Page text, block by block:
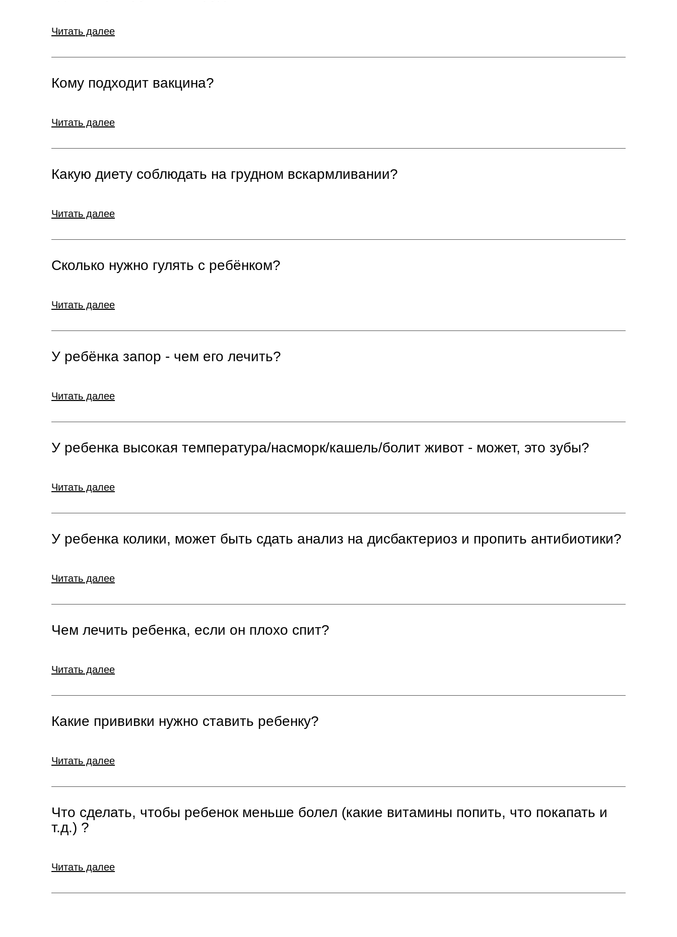
Читать далее
Кому подходит вакцина?
Читать далее
Какую диету соблюдать на грудном вскармливании?
Читать далее
Сколько нужно гулять с ребёнком?
Читать далее
У ребёнка запор - чем его лечить?
Читать далее
У ребенка высокая температура/насморк/кашель/болит живот - может, это зубы?
Читать далее
У ребенка колики, может быть сдать анализ на дисбактериоз и пропить антибиотики?
Читать далее
Чем лечить ребенка, если он плохо спит?
Читать далее
Какие прививки нужно ставить ребенку?
Читать далее
Что сделать, чтобы ребенок меньше болел (какие витамины попить, что покапать и
т.д.) ?
Читать далее